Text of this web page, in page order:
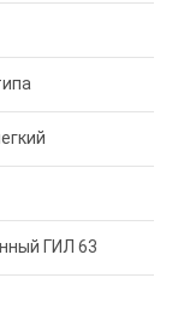
ГИЛ 63